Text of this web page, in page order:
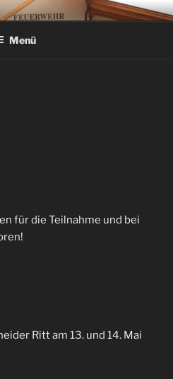
VERSCHNEID
Menü
für die Teilnahme und bei
Ritt am 13. und 14. Mai